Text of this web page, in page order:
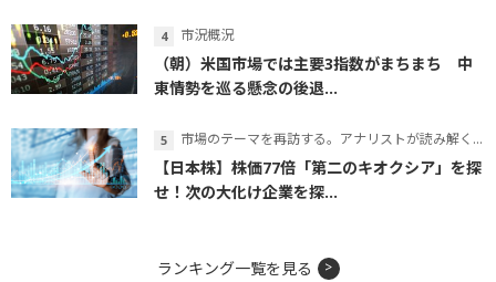
市況概況
（朝）米国市場では主要3指数がまちまち 中
東情勢を巡る懸念の後退...
市場のテーマを再訪する。アナリストが読み解くテーマの本質
【日本株】株価77倍「第二のキオクシア」を探
せ！次の大化け企業を探...
ランキング一覧を見る